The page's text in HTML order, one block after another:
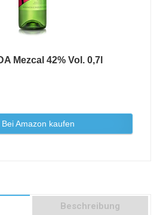
Mezcal 42% Vol. 0,7l
Bei Amazon kaufen
Beschreibung